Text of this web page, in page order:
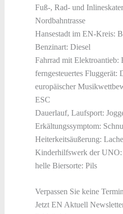
Fuß-, Rad- und
Nordbahntrasse
Hansestadt im EN-Kreis:
Benzinart: Diesel
Fahrrad mit Elektroantieb:
ferngesteuertes Fluggerät:
europäischer
ESC
Dauerlauf, Laufsport:
Erkältungssymptom:
Heiterkeitsäußerung:
Kinderhilfswerk der
helle Biersorte: Pils
Verpassen Sie keine
Jetzt EN Aktuell